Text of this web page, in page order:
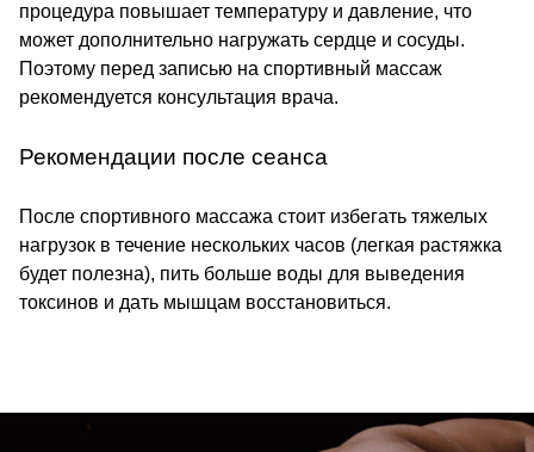
процедура повышает температуру и давление, что
может дополнительно нагружать сердце и сосуды.
Поэтому перед записью на спортивный массаж
рекомендуется консультация врача.
Рекомендации после сеанса
После спортивного массажа стоит избегать тяжелых
нагрузок в течение нескольких часов (легкая растяжка
будет полезна), пить больше воды для выведения
токсинов и дать мышцам восстановиться.